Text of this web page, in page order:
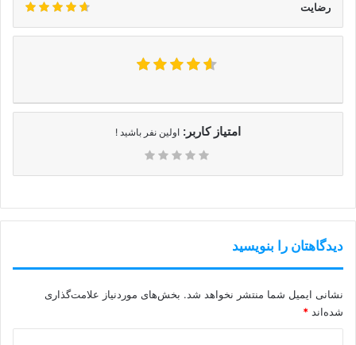
رضایت
امتیاز کاربر: اولین نفر باشید !
دیدگاهتان را بنویسید
نشانی ایمیل شما منتشر نخواهد شد. بخش‌های موردنیاز علامت‌گذاری
شده‌اند *